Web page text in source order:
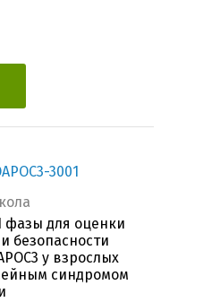
3001
фазы для оценки
безопасности
у взрослых
синдромом